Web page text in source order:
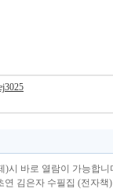
)시 바로 열람이 가능합
연 김은자 수필집 (전자